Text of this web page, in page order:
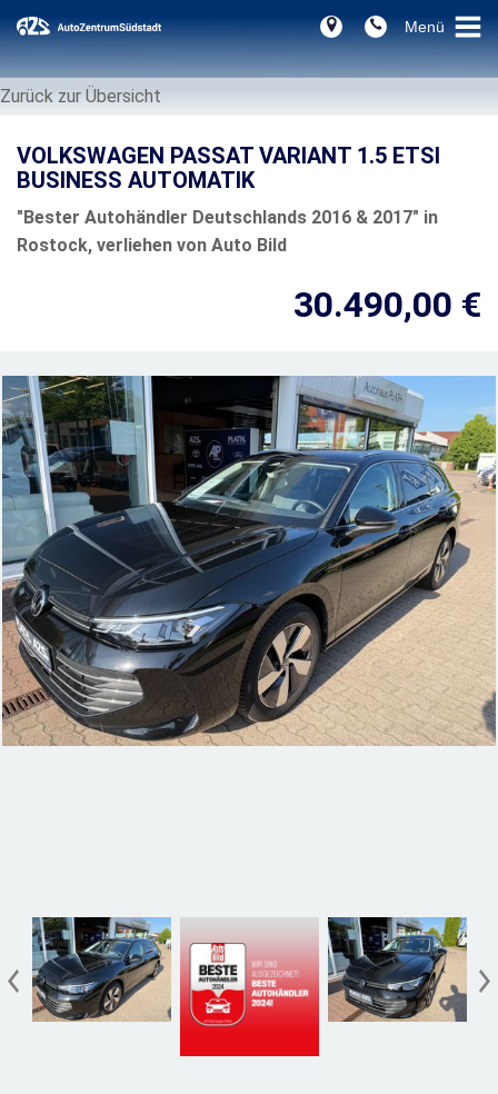
Zurück zur Übersicht
VOLKSWAGEN PASSAT VARIANT 1.5 ETSI
BUSINESS AUTOMATIK
"Bester Autohändler Deutschlands 2016 & 2017" in
Rostock, verliehen von Auto Bild
30.490,00 €